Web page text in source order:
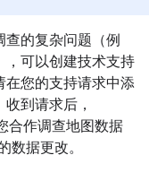
查的复杂问题（例
，可以创建技术支持
您的支持请求中添
到请求后，
合作调查地图数据
数据更改。